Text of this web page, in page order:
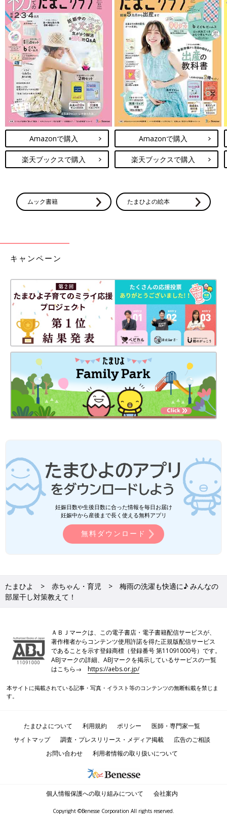
Amazonで購入
楽天ブックスで購入
Amazonで購入
楽天ブックスで購入
ムック書籍 たまひよの絵本
キャンペーン
妊娠日数や生後日数に合った情報を毎日お届け
妊娠中から産後まで長く使える無料アプリ
無料ダウンロード
たまひよ 赤ちゃん・育児
梅雨の洗濯も快適に♪ みんなの
部屋干し対策教えて！
ＡＢＪマークは、この電子書店・電子書籍配信サービスが、
著作権者からコンテンツ使用許諾を得た正規版配信サービス
であることを示す登録商標（登録番号 第11091000号）です。
ABJマークの詳細、ABJマークを掲示しているサービスの一覧
はこちら→https://aebs.or.jp/
本サイトに掲載されている記事・写真・イラスト等のコンテンツの無断転載を禁じま
す。
たまひよについて 利用規約 ポリシー
医師・専門家一覧
サイトマップ
調査・プレスリリース・メディア掲載
広告のご相談
お問い合わせ
利用者情報の取り扱いについて
個人情報保護への取り組みについて 会社案内
Copyright ©Benesse Corporation All rights reserved.